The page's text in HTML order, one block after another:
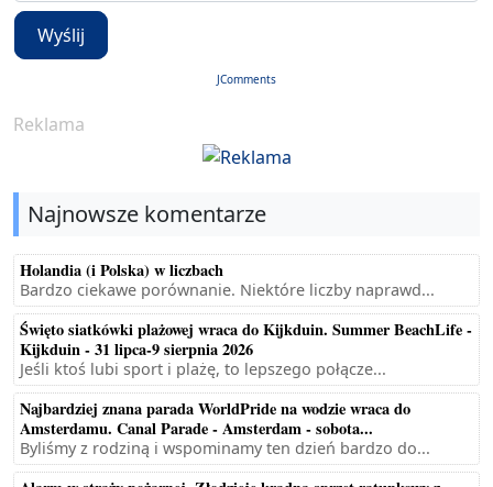
Wyślij
JComments
Reklama
Najnowsze komentarze
Holandia (i Polska) w liczbach
Bardzo ciekawe porównanie. Niektóre liczby naprawd...
Święto siatkówki plażowej wraca do Kijkduin. Summer BeachLife -
Kijkduin - 31 lipca-9 sierpnia 2026
Jeśli ktoś lubi sport i plażę, to lepszego połącze...
Najbardziej znana parada WorldPride na wodzie wraca do
Amsterdamu. Canal Parade - Amsterdam - sobota...
Byliśmy z rodziną i wspominamy ten dzień bardzo do...